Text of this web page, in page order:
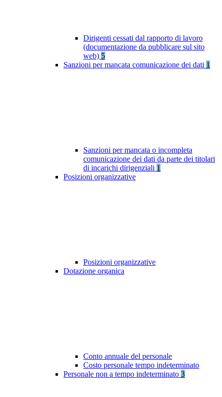
Dirigenti cessati dal rapporto di lavoro
(documentazione da pubblicare sul sito
web) 5
Sanzioni per mancata comunicazione dei dati 1
Sanzioni per mancata o incompleta
comunicazione dei dati da parte dei titolari
di incarichi dirigenziali 1
Posizioni organizzative
Posizioni organizzative
Dotazione organica
Conto annuale del personale
Costo personale tempo indeterminato
Personale non a tempo indeterminato 3